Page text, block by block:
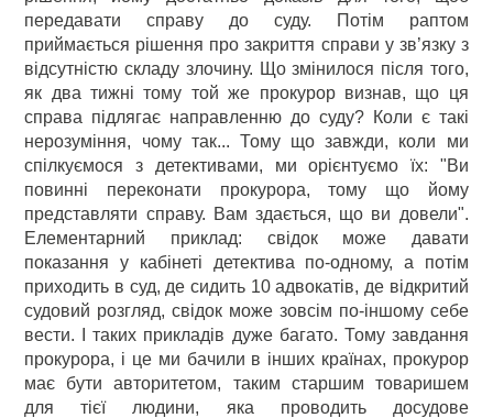
передавати справу до суду. Потім раптом
приймається рішення про закриття справи у зв’язку з
відсутністю складу злочину. Що змінилося після того,
як два тижні тому той же прокурор визнав, що ця
справа підлягає направленню до суду? Коли є такі
нерозуміння, чому так... Тому що завжди, коли ми
спілкуємося з детективами, ми орієнтуємо їх: "Ви
повинні переконати прокурора, тому що йому
представляти справу. Вам здається, що ви довели".
Елементарний приклад: свідок може давати
показання у кабінеті детектива по-одному, а потім
приходить в суд, де сидить 10 адвокатів, де відкритий
судовий розгляд, свідок може зовсім по-іншому себе
вести. І таких прикладів дуже багато. Тому завдання
прокурора, і це ми бачили в інших країнах, прокурор
має бути авторитетом, таким старшим товаришем
для тієї людини, яка проводить досудове